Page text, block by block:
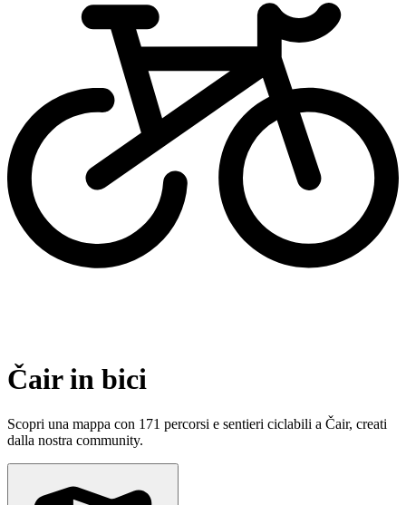
Čair in bici
Scopri una mappa con 171 percorsi e sentieri ciclabili a Čair, creati
dalla nostra community.